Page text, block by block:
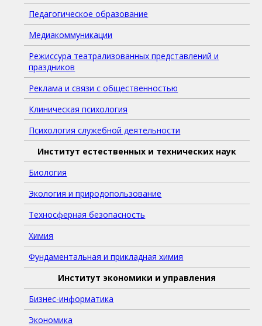
Педагогическое образование
Медиакоммуникации
Режиссура театрализованных представлений и
праздников
Реклама и связи с общественностью
Клиническая психология
Психология служебной деятельности
Институт естественных и технических наук
Биология
Экология и природопользование
Техносферная безопасность
Химия
Фундаментальная и прикладная химия
Институт экономики и управления
Бизнес-информатика
Экономика